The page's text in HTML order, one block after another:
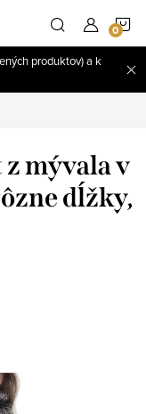
produktov) a k
mývala v
dĺžky,